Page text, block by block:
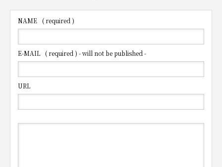
NAME ( required )
E-MAIL ( required ) - will not be published -
URL